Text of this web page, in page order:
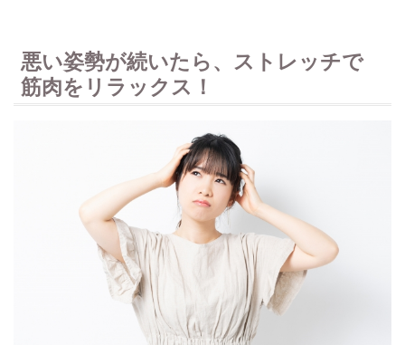
悪い姿勢が続いたら、ストレッチで
筋肉をリラックス！